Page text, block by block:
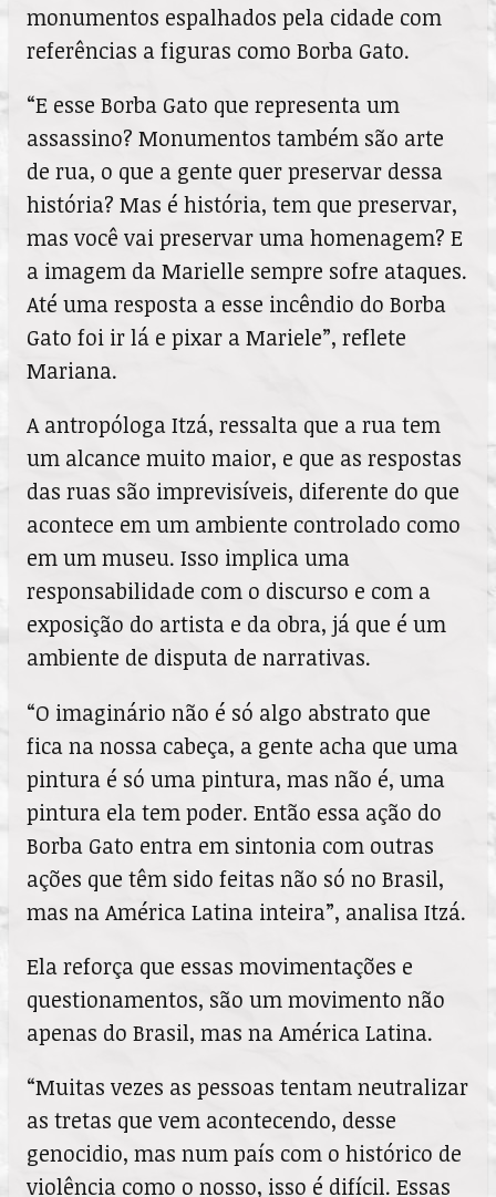
monumentos espalhados pela cidade com
referências a figuras como Borba Gato.
“E esse Borba Gato que representa um
assassino? Monumentos também são arte
de rua, o que a gente quer preservar dessa
história? Mas é história, tem que preservar,
mas você vai preservar uma homenagem? E
a imagem da Marielle sempre sofre ataques.
Até uma resposta a esse incêndio do Borba
Gato foi ir lá e pixar a Mariele”, reflete
Mariana.
A antropóloga Itzá, ressalta que a rua tem
um alcance muito maior, e que as respostas
das ruas são imprevisíveis, diferente do que
acontece em um ambiente controlado como
em um museu. Isso implica uma
responsabilidade com o discurso e com a
exposição do artista e da obra, já que é um
ambiente de disputa de narrativas.
“O imaginário não é só algo abstrato que
fica na nossa cabeça, a gente acha que uma
pintura é só uma pintura, mas não é, uma
pintura ela tem poder. Então essa ação do
Borba Gato entra em sintonia com outras
ações que têm sido feitas não só no Brasil,
mas na América Latina inteira”, analisa Itzá.
Ela reforça que essas movimentações e
questionamentos, são um movimento não
apenas do Brasil, mas na América Latina.
“Muitas vezes as pessoas tentam neutralizar
as tretas que vem acontecendo, desse
genocidio, mas num país com o histórico de
violência como o nosso, isso é difícil. Essas